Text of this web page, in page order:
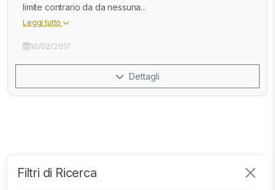
Filtri di Ricerca
limite contrario da da nessuna...
Leggi tutto
10/02/2017
Dettagli